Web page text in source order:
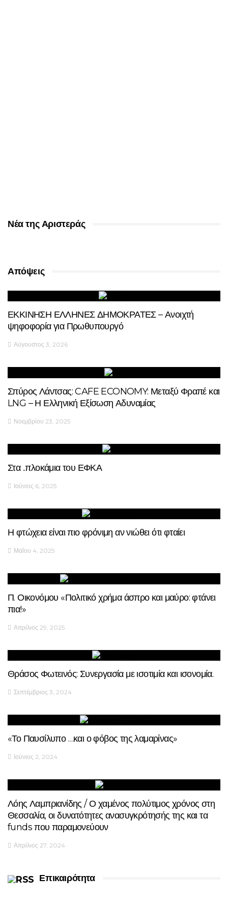
Νέα της Αριστεράς
Απόψεις
ΕΚΚΙΝΗΣΗ ΕΛΛΗΝΕΣ ΔΗΜΟΚΡΑΤΕΣ – Ανοιχτή
ψηφοφορία για Πρωθυπουργό
Αύγουστος 3, 2026
Σπύρος Λάντσας: CAFE ECONOMY: Μεταξύ Φραπέ και
LNG – Η Ελληνική Εξίσωση Αδυναμίας
Νοεμβρίου 23, 2025
Στα ..πλοκάμια του ΕΦΚΑ
Ιούνιος 6, 2025
Η φτώχεια είναι πιο φρόνιμη αν νιώθει ότι φταίει
Μαΐου 4, 2025
Π. Οικονόμου «Πολιτικό χρήμα άσπρο και μαύρο: φτάνει
πια!»
Απρίλιος 29, 2025
Θράσος Φωτεινός: Συνεργασία με ισοτιμία και ισονομία.
Σεπτέμβριος 3, 2024
«Το Παυσίλυπο …και ο φόβος της λαμαρίνας»
Ιούνιος 2, 2024
Λόης Λαμπριανίδης / Ο χαμένος πολύτιμος χρόνος στη
Θεσσαλία, οι δυνατότητες ανασυγκρότησής της και τα
funds που παραμονεύουν
Απρίλιος 27, 2024
Επικαιρότητα